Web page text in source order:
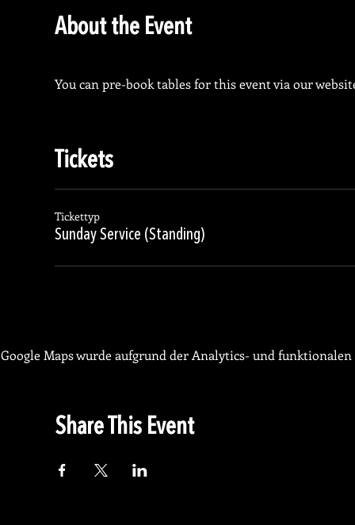
About the Event
You can pre-book tables for this event via our
Tickets
Tickettyp
Sunday Service (Standing)
Google Maps wurde aufgrund der Analytics- und
Share This Event